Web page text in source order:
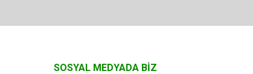
SOSYAL MEDYADA BİZ